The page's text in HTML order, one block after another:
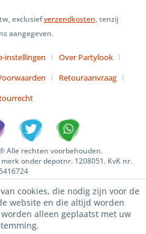
exclusiefverzendkosten, tenzij
aangegeven.
instellingen
Over Partylook
Retouraanvraag
Alle rechten voorbehouden.
onder depotnr. 1208051. KvK nr.
cookies, die nodig zijn voor de
website en die altijd worden
alleen geplaatst met uw